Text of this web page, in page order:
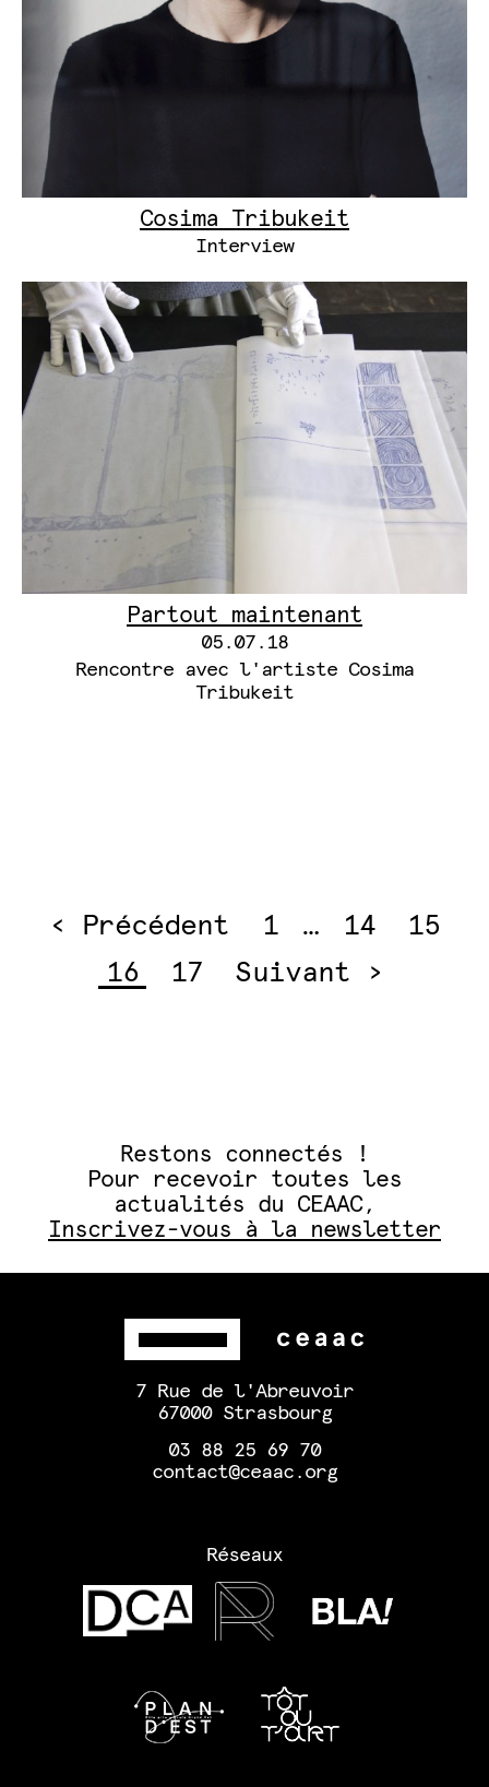
Cosima Tribukeit
Interview
Partout maintenant
05.07.18
Rencontre avec l'artiste Cosima
Tribukeit
Pagination
des
‹ Précédent 1 … 14
15
16
17 Suivant ›
Restons connectés !
Pour recevoir toutes les
actualités du CEAAC,
Inscrivez-vous à la newsletter
7 Rue de l'Abreuvoir
67000 Strasbourg
03 88 25 69 70
contact@ceaac.org
Réseaux